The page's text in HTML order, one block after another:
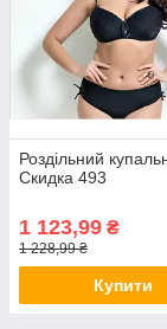
Роздільний
Скидка 493
1 123,99 ₴
1 228,99 ₴
Купити